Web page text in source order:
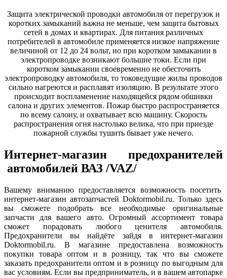
Защита электрической проводки автомобиля от перегрузок и
коротких замыканий важна не меньше, чем защита бытовых
сетей в домах и квартирах. Для питания различных
потребителей в автомобиле применяется низкое напряжение
величиной от 12 до 24 вольт, но при коротком замыкании в
электропроводке возникают большие токи. Если при
коротком замыкании своевременно не обесточить
электропроводку автомобиля, то токоведущие жилы проводов
сильно нагреются и расплавят изоляцию. В результате этого
происходит воспламенение находящейся рядом обшивки
салона и других элементов. Пожар быстро распространяется
по всему салону, и охватывает всю машину. Скорость
распространения огня настолько велика, что при приезде
пожарной службы тушить бывает уже нечего.
Интернет-магазин предохранителей
автомобилей ВАЗ /VAZ/
Вашему вниманию предоставляется возможность посетить
интернет-магазин автозапчастей Doktormobil.ru. Только здесь
вы сможете подобрать все необходимые оригинальные
запчасти для вашего авто. Огромный ассортимент товара
сможет порадовать любого ценителя автомобиля.
Предохранители вы найдёте зайдя в интернет-магазин
Doktormobil.ru. В магазине предоставлена возможность
покупки товара оптом и в розницу, так что вы сможете
заказать предохранители оптом и в розницу по выгодным для
вас условиям. Если вы предприниматель, и в вашем автопарке